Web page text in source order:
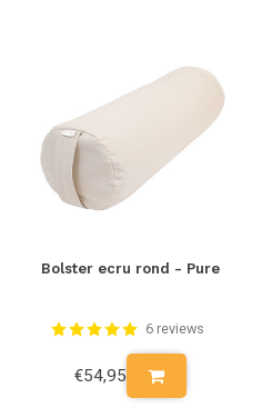
Bolster ecru rond - Pure
6 reviews
€54,95